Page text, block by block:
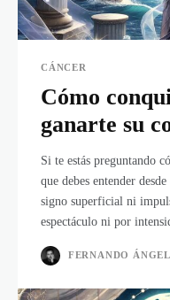
CÁNCER
Cómo
ganarte su
Si te estás preguntando
que debes entender
signo superficial ni
espectáculo ni por
FERNANDO